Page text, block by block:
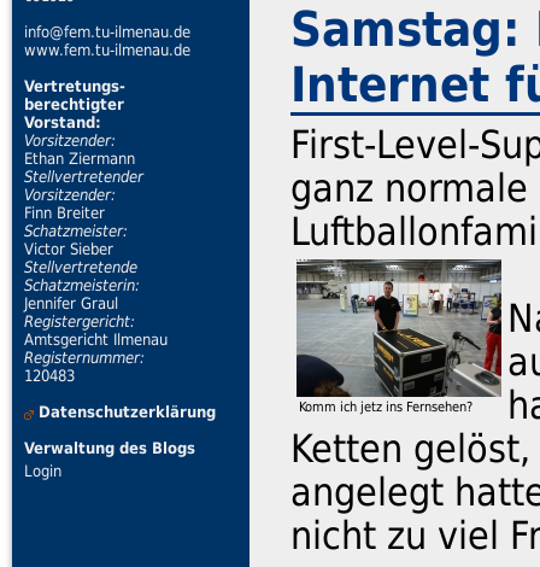
info@fem.tu-ilmenau.de
www.fem.tu-ilmenau.de
Vertretungs-
berechtigter
Vorstand:
Vorsitzender:
Ethan Ziermann
Stellvertretender
Vorsitzender:
Finn Breiter
Schatzmeister:
Victor Sieber
Stellvertretende
Schatzmeisterin:
Jennifer Graul
Registergericht:
Amtsgericht Ilmenau
Registernummer:
120483
Datenschutzerklärung
Verwaltung des Blogs
Login
Samstag:
Internet
First-Level-
ganz
Komm ich jetz ins Fernsehen?
Ketten
angelegt
nicht zu viel